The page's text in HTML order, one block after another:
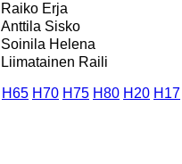
Raiko Erja
Anttila Sisko
Soinila Helena
Liimatainen Raili
H65 H70 H75 H80 H20 H17